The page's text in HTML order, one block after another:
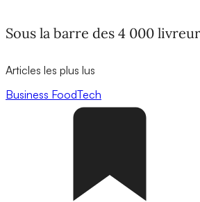
Sous la barre des 4 000
Articles les plus lus
Business FoodTech